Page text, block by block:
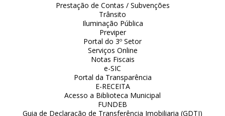
Prestação de Contas / Subvenções
Trânsito
Iluminação Pública
Previper
Portal do 3º Setor
Serviços Online
Notas Fiscais
e-SIC
Portal da Transparência
E-RECEITA
Acesso a Biblioteca Municipal
FUNDEB
Guia de Declaração de Transferência Imobiliaria (GDTI)